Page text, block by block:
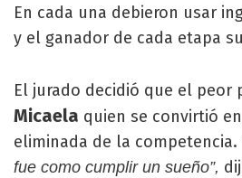
En cada una debieron usar
y el ganador de cada etapa
El jurado decidió que el peor
Micaela quien se convirtió
eliminada de la competencia.
fue como cumplir un sueño”,